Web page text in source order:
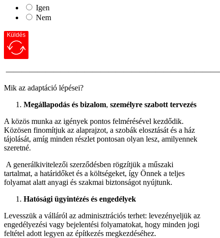
Igen
Nem
Küldés
Mik az adaptáció lépései?
Megállapodás és bizalom, személyre szabott tervezés
A közös munka az igények pontos felmérésével kezdődik.
Közösen finomítjuk az alaprajzot, a szobák elosztását és a ház
tájolását, amíg minden részlet pontosan olyan lesz, amilyennek
szeretné.
A generálkivitelezői szerződésben rögzítjük a műszaki
tartalmat, a határidőket és a költségeket, így Önnek a teljes
folyamat alatt anyagi és szakmai biztonságot nyújtunk.
Hatósági ügyintézés és engedélyek
Levesszük a válláról az adminisztrációs terhet: levezényeljük az
engedélyezési vagy bejelentési folyamatokat, hogy minden jogi
feltétel adott legyen az építkezés megkezdéséhez.